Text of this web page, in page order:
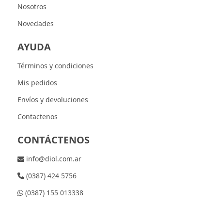
Nosotros
Novedades
AYUDA
Términos y condiciones
Mis pedidos
Envíos y devoluciones
Contactenos
CONTÁCTENOS
info@diol.com.ar
(0387) 424 5756
(0387) 155 013338